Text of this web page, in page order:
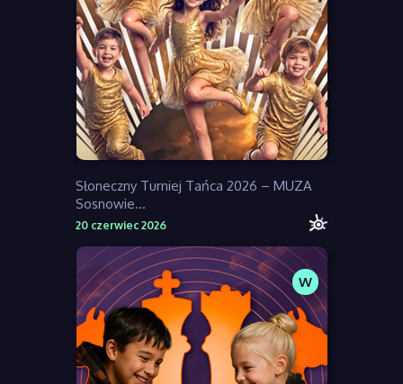
Słoneczny Turniej Tańca 2026 – MUZA
Sosnowie...
20 czerwiec 2026
W